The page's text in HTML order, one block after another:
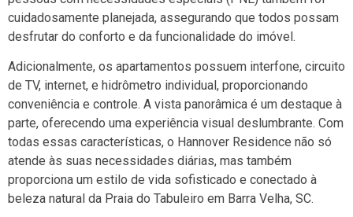
cuidadosamente planejada, assegurando que todos possam
desfrutar do conforto e da funcionalidade do imóvel.
Adicionalmente, os apartamentos possuem interfone, circuito
de TV, internet, e hidrômetro individual, proporcionando
conveniência e controle. A vista panorâmica é um destaque à
parte, oferecendo uma experiência visual deslumbrante. Com
todas essas características, o Hannover Residence não só
atende às suas necessidades diárias, mas também
proporciona um estilo de vida sofisticado e conectado à
beleza natural da Praia do Tabuleiro em Barra Velha, SC.